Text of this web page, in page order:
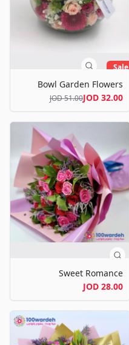
Sale
Bowl Garden Flowers
32.00 JOD
51.00 JOD
Sweet Romance
28.00 JOD